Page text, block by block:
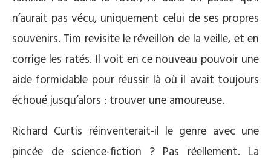
n’aurait pas vécu, uniquement celui de ses propres
souvenirs. Tim revisite le réveillon de la veille, et en
corrige les ratés. Il voit en ce nouveau pouvoir une
aide formidable pour réussir là où il avait toujours
échoué jusqu’alors : trouver une amoureuse.
Richard Curtis réinventerait-il le genre avec une
pincée de science-fiction ? Pas réellement. La